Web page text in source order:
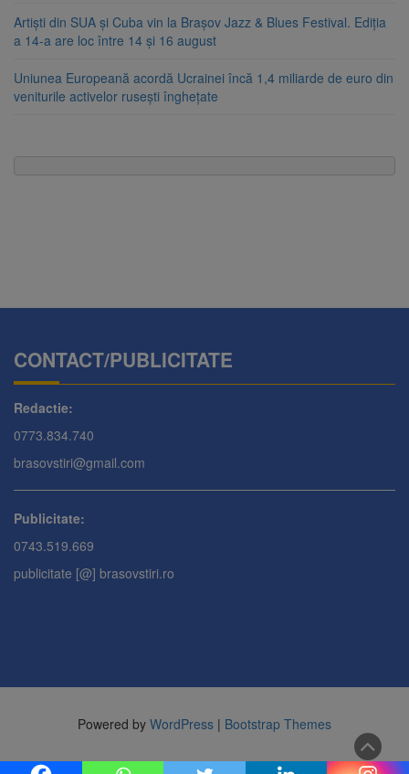
Artiști din SUA și Cuba vin la Brașov Jazz & Blues Festival. Ediția
a 14-a are loc între 14 și 16 august
Uniunea Europeană acordă Ucrainei încă 1,4 miliarde de euro din
veniturile activelor rusești înghețate
CONTACT/PUBLICITATE
Redactie:
0773.834.740
brasovstiri@gmail.com
Publicitate:
0743.519.669
publicitate [@] brasovstiri.ro
Powered by WordPress | Bootstrap Themes